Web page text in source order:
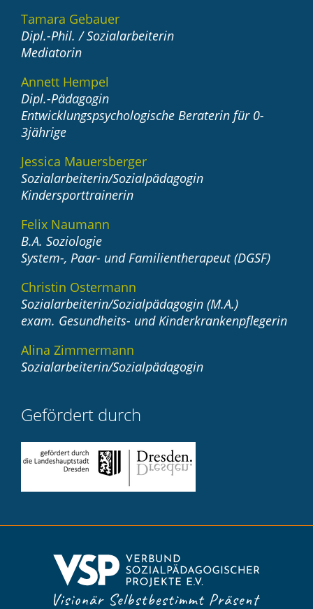
Tamara Gebauer
Dipl.-Phil. / Sozialarbeiterin
Mediatorin
Annett Hempel
Dipl.-Pädagogin
Entwicklungspsychologische Beraterin für 0-
3jährige
Jessica Mauersberger
Sozialarbeiterin/Sozialpädagogin
Kindersporttrainerin
Felix Naumann
B.A. Soziologie
System-, Paar- und Familientherapeut (DGSF)
Christin Ostermann
Sozialarbeiterin/Sozialpädagogin (M.A.)
exam. Gesundheits- und Kinderkrankenpflegerin
Alina Zimmermann
Sozialarbeiterin/Sozialpädagogin
Gefördert durch